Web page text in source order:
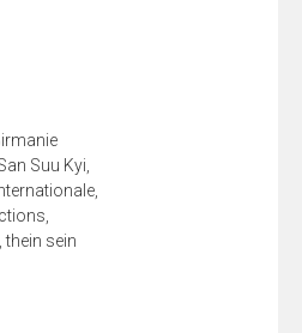
Suu Kyi
,thein sein